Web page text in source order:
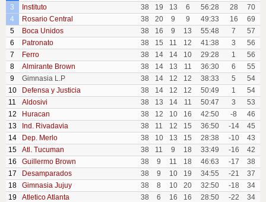
3
Instituto 38 19 13 6 56:28 28
70
4
Rosario Central 38 20 9 9 49:33 16
69
5
Boca Unidos 38 16 9 13 55:48 7
57
6
Patronato 38 15 11 12 41:38 3
56
7
Ferro 38 14 14 10 29:28 1
56
8
Almirante Brown 38 14 13 11 36:30 6
55
9
Gimnasia L.P 38 14 12 12 38:33 5
54
10
Defensa y Justicia 38 14 12 12 50:49 1
54
11
Aldosivi 38 13 14 11 50:47 3
53
12
Huracan 38 12 10 16 42:50 -8
46
13
Ind. Rivadavia 38 11 12 15 36:50 -14
45
14
Dep. Merlo 38 10 13 15 28:38 -10
43
15
Atl. Tucuman 38 11 9 18 33:49 -16
42
16
Guillermo Brown 38 9 11 18 46:63 -17
38
17
Desamparados 38 9 10 19 34:55 -21
37
18
Gimnasia Jujuy 38 8 10 20 32:50 -18
34
19
Atletico Atlanta 38 6 16 16 28:50 -22
34